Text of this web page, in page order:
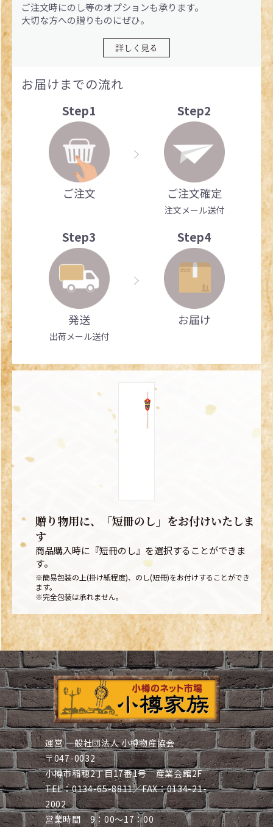
ご注文時にのし等のオプションも承ります。
大切な方への贈りものにぜひ。
詳しく見る
お届けまでの流れ
Step1
ご注文
Step2
ご注文確定
注文メール送付
Step3
発送
出荷メール送付
Step4
お届け
贈り物用に、「短冊のし」をお付けいたしま
す
商品購入時に『短冊のし』を選択することができま
す。
※簡易包装の上(掛け紙程度)、のし(短冊)をお付けすることができ
ます。
※完全包装は承れません。
運営 一般社団法人 小樽物産協会
〒047-0032
小樽市稲穂2丁目17番1号 産業会館2F
TEL：0134-65-8811／FAX：0134-21-
2002
営業時間 9：00～17：00